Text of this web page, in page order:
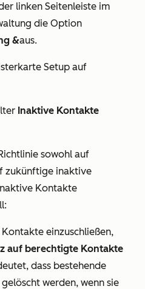
linken Seitenleiste im
die Option
&aus.
Setup auf
Inaktive Kontakte
sowohl auf
zukünftige inaktive
Kontakte
einzuschließen,
auf berechtigte Kontakte
dass bestehende
werden, wenn sie